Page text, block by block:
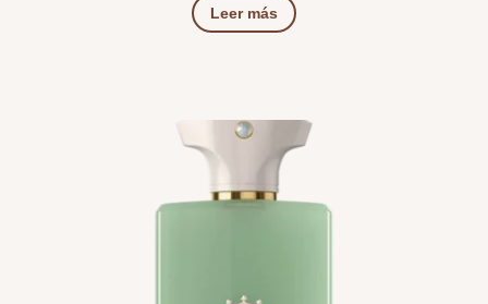
Leer más